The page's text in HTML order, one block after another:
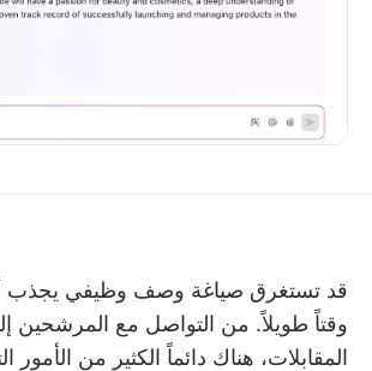
قد تستغرق صياغة وصف وظيفي يجذب
وقتاً طويلاً. من التواصل مع المرشحين
المقابلات، هناك دائماً الكثير من